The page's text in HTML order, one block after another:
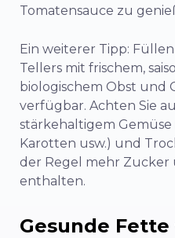
Tomatensauce zu
Ein weiterer Tipp:
Tellers mit frischem,
biologischem Obst und
verfügbar. Achten Sie
stärkehaltigem Gemüse
Karotten usw.) und
der Regel mehr Zucker
enthalten.
Gesunde